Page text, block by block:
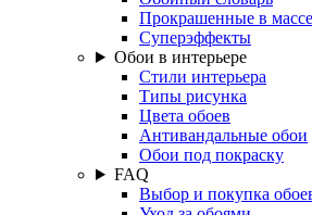
Прокрашенные в
Суперэффекты
Обои в интерьере
Стили интерьера
Типы рисунка
Цвета обоев
Антивандальные обои
Обои под покраску
FAQ
Выбор и покупка